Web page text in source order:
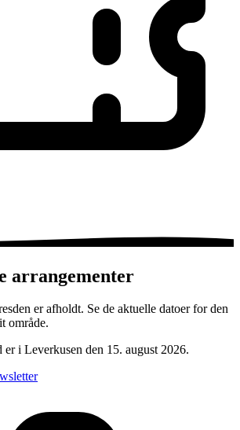
arrangementer
er afholdt. Se de aktuelle datoer for den
område.
i Leverkusen den 15. august 2026.